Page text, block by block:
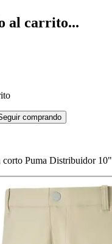
al carrito...
comprando
corto Puma Distribuidor 10"